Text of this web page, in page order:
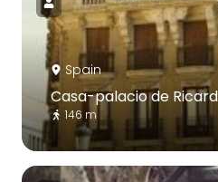
Spain
Casa-palacio de
146 m